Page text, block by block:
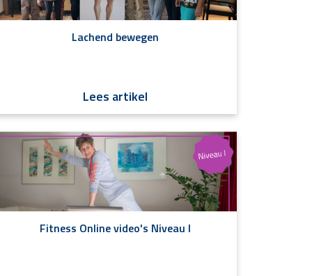
Lachend bewegen
Lees artikel
Fitness Online video's Niveau I